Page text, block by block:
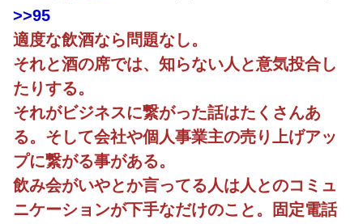
>>95
適度な飲酒なら問題なし。
それと酒の席では、知らない人と意気投合し
たりする。
それがビジネスに繋がった話はたくさんあ
る。そして会社や個人事業主の売り上げアッ
プに繋がる事がある。
飲み会がいやとか言ってる人は人とのコミュ
ニケーションが下手なだけのこと。固定電話